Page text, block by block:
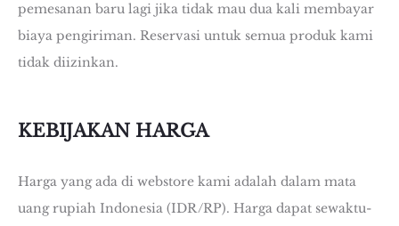
pemesanan baru lagi jika tidak mau dua kali membayar
biaya pengiriman. Reservasi untuk semua produk kami
tidak diizinkan.
KEBIJAKAN HARGA
Harga yang ada di webstore kami adalah dalam mata
uang rupiah Indonesia (IDR/RP). Harga dapat sewaktu-